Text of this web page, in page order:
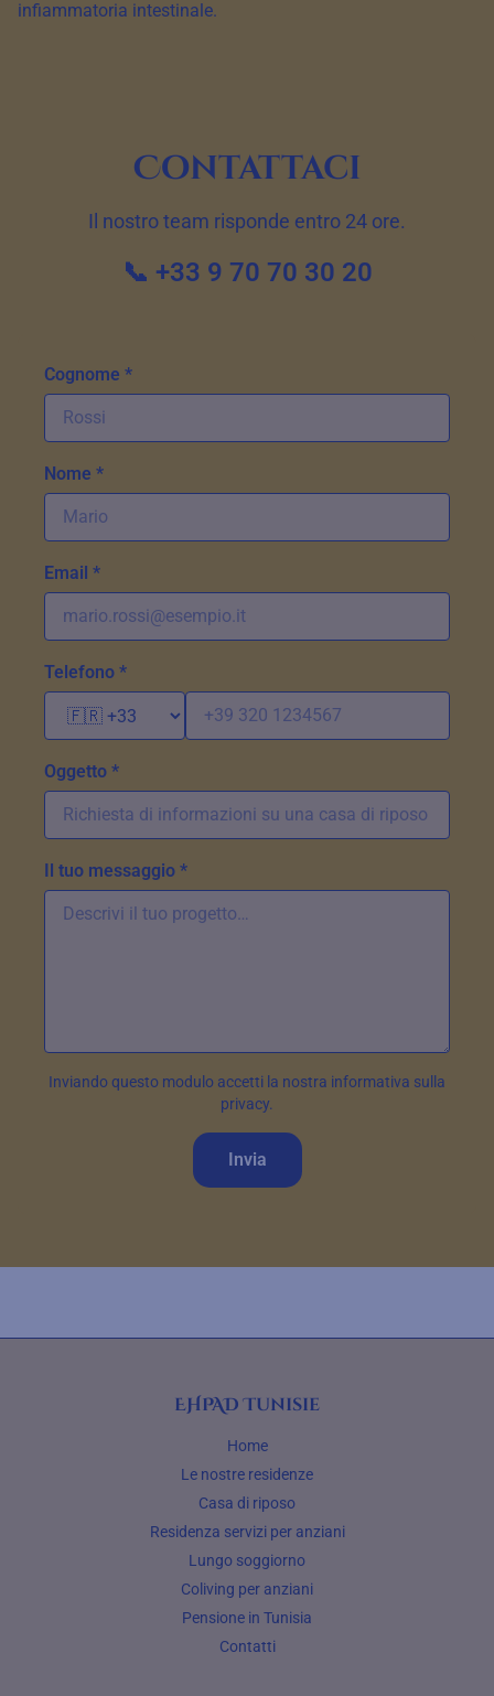
infiammatoria intestinale.
Contattaci
Il nostro team risponde entro 24 ore.
📞 +33 9 70 70 30 20
Cognome *
Nome *
Email *
Telefono *
Oggetto *
Il tuo messaggio *
Inviando questo modulo accetti la nostra informativa sulla
privacy.
Invia
EHPAD Tunisie
Home
Le nostre residenze
Casa di riposo
Residenza servizi per anziani
Lungo soggiorno
Coliving per anziani
Pensione in Tunisia
Contatti